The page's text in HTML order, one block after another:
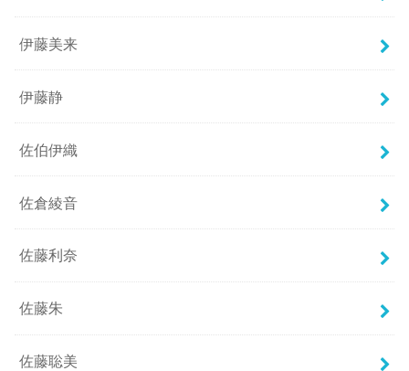
伊藤美来
伊藤静
佐伯伊織
佐倉綾音
佐藤利奈
佐藤朱
佐藤聡美